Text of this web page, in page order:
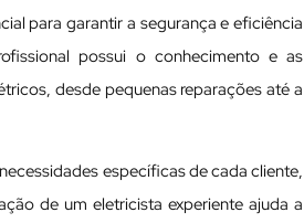
para garantir a segurança e eficiência
possui o conhecimento e as
desde pequenas reparações até a
específicas de cada cliente,
de um eletricista experiente ajuda a